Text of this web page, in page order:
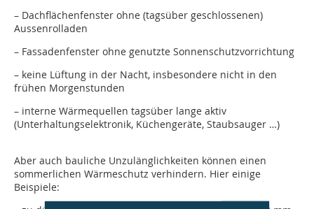
– Dachflächenfenster ohne (tagsüber geschlossenen)
Aussenrolladen
– Fassadenfenster ohne genutzte Sonnenschutzvorrichtung
– keine Lüftung in der Nacht, insbesondere nicht in den
frühen Morgenstunden
– interne Wärmequellen tagsüber lange aktiv
(Unterhaltungselektronik, Küchengeräte, Staubsauger …)
Aber auch bauliche Unzulänglichkeiten können einen
sommerlichen Wärmeschutz verhindern. Hier einige
Beispiele: